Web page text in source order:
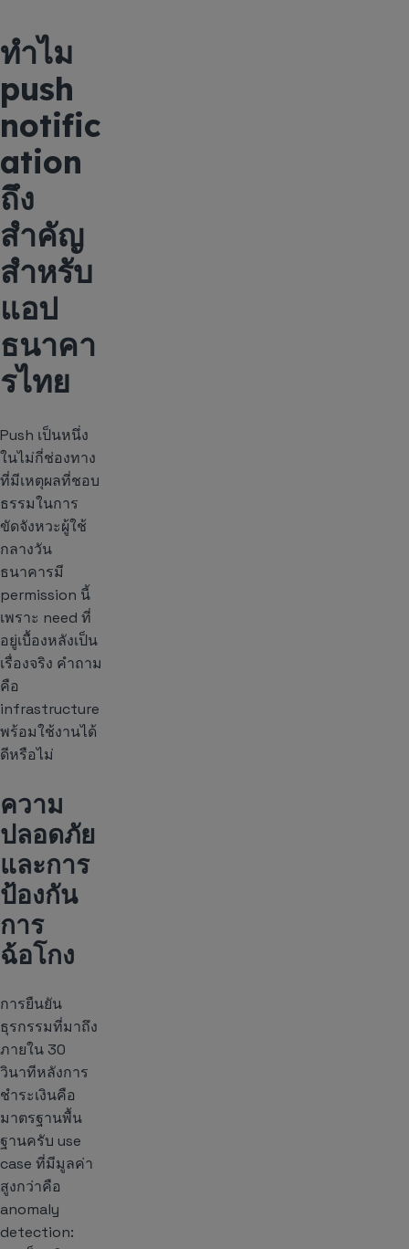
ทำไม
push
notific
ation
ถึง
สำคัญ
สำหรับ
แอป
ธนาคา
รไทย
Push เป็นหนึ่ง
ในไม่กี่ช่องทาง
ที่มีเหตุผลที่ชอบ
ธรรมในการ
ขัดจังหวะผู้ใช้
กลางวัน
ธนาคารมี
permission นี้
เพราะ need ที่
อยู่เบื้องหลังเป็น
เรื่องจริง คำถาม
คือ
infrastructure
พร้อมใช้งานได้
ดีหรือไม่
ความ
ปลอดภัย
และการ
ป้องกัน
การ
ฉ้อโกง
การยืนยัน
ธุรกรรมที่มาถึง
ภายใน 30
วินาทีหลังการ
ชำระเงินคือ
มาตรฐานพื้น
ฐานครับ use
case ที่มีมูลค่า
สูงกว่าคือ
anomaly
detection: